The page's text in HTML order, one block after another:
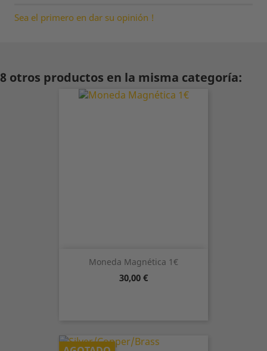
Sea el primero en dar su opinión !
8 otros productos en la misma categoría:
Moneda Magnética 1€
Precio
30,00 €